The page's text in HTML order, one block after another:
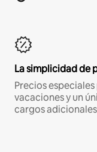
La simplicidad de
Precios
vacaciones y un
cargos